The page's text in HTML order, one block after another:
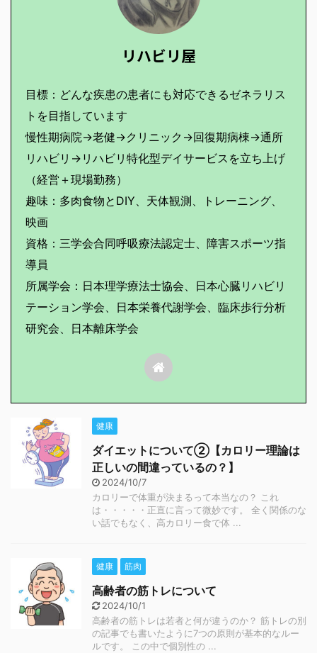
リハビリ屋
目標：どんな疾患の患者にも対応できるゼネラリス
トを目指しています
慢性期病院→老健→クリニック→回復期病棟→通所
リハビリ→リハビリ特化型デイサービスを立ち上げ
（経営＋現場勤務）
趣味：多肉食物とDIY、天体観測、トレーニング、
映画
資格：三学会合同呼吸療法認定士、障害スポーツ指
導員
所属学会：日本理学療法士協会、日本心臓リハビリ
テーション学会、日本栄養代謝学会、臨床歩行分析
研究会、日本離床学会
健康
ダイエットについて②【カロリー理論は
正しいの間違っているの？】
2024/10/7
カロリーで体重が決まるって本当なの？ これ
は・・・・・正直に言って微妙です。 全く関係のな
い話でもなく、高カロリー食で体 ...
健康 筋肉
高齢者の筋トレについて
2024/10/1
高齢者の筋トレは若者と何が違うのか？ 筋トレの別
の記事でも書いたように7つの原則が基本的なルー
ルです。 この中で個別性の ...